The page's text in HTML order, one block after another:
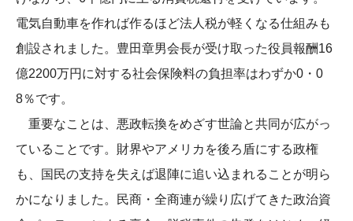
電気自動車を作れば作るほど法人税が軽くなる仕組みも
創設されました。豊田章男会長が受け取った役員報酬16
億2200万円に対する社会保険料の負担率はわずか0・0
8％です。
重要なことは、悪政転換をめざす世論と共同が広がっ
ていることです。財界やアメリカを後ろ盾にする政権
も、国民の支持を失えば退陣に追い込まれることが明ら
かになりました。民商・全商連が繰り広げてきた政治資